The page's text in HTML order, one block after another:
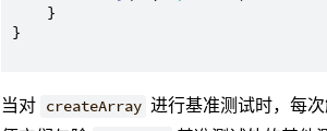
    }
}
当对 createArray 进行基准测试时，每